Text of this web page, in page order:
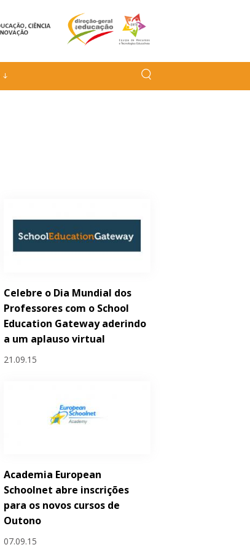
Celebre o Dia Mundial dos
Professores com o School
Education Gateway aderindo
a um aplauso virtual
21.09.15
Academia European
Schoolnet abre inscrições
para os novos cursos de
Outono
07.09.15